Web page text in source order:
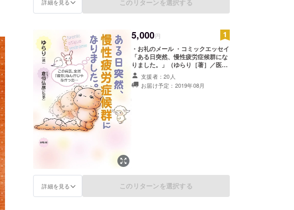
詳細を見る このリターンを選択する
5,000円
・お礼のメール ・コミックエッセイ
「ある日突然、慢性疲労症候群にな
りました。」（ゆらり［著］／医学
博士・倉恒弘彦［監修］）１冊
支援者：20人
お届け予定：2019年08月
詳細を見る このリターンを選択する